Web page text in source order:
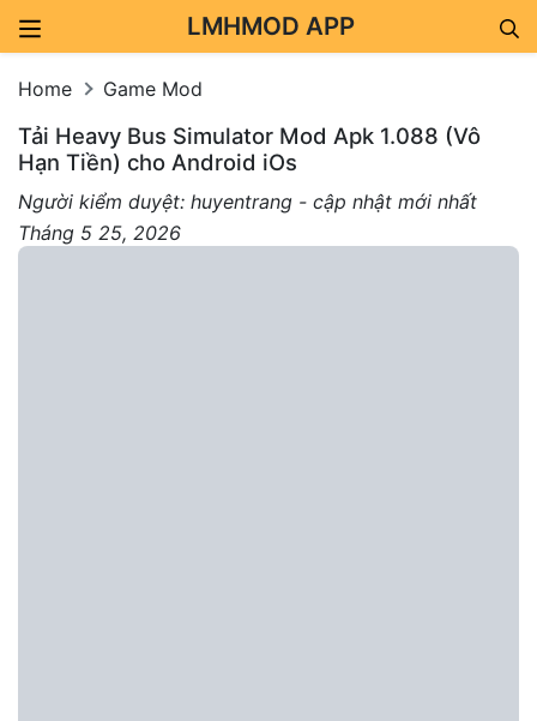
LMHMOD APP
Home Game Mod
Tải Heavy Bus Simulator Mod Apk 1.088 (Vô
Hạn Tiền) cho Android iOs
Người kiểm duyệt: huyentrang - cập nhật mới nhất
Tháng 5 25, 2026